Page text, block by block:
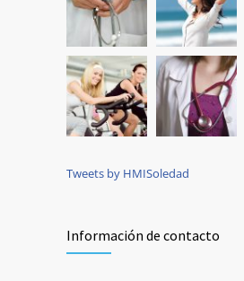
Tweets by HMISoledad
Información de contacto